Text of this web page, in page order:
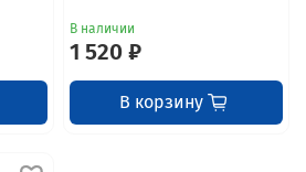
В наличии
1 520 ₽
В корзину